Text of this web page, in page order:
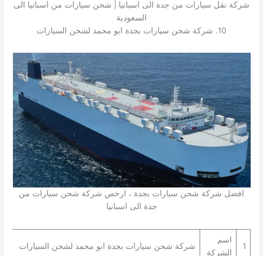
شركة نقل سيارات من جدة الى اسبانيا | شحن سيارات من اسبانيا الى
السعودية
10. شركة شحن سيارات بجدة ابو محمد لشحن السيارات
افضل شركة شحن سيارات بجدة ، ارخص شركة شحن سيارات من
جدة الى اسبانيا
1
اسم
الشركة
شركة شحن سيارات بجدة ابو محمد لشحن السيارات